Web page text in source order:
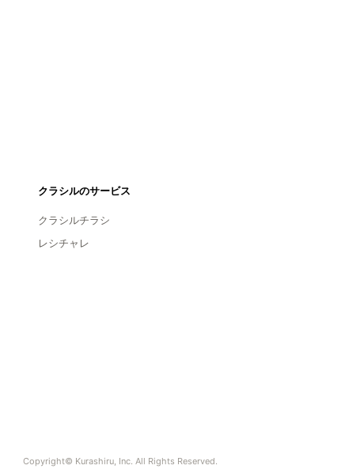
クラシルのサービス
クラシルチラシ
レシチャレ
Copyright© Kurashiru, Inc. All Rights Reserved.